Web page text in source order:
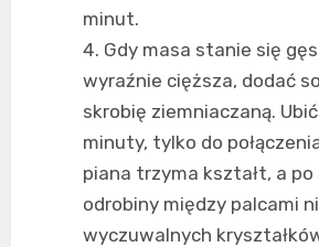
minut.
Gdy masa stanie się
wyraźnie cięższa, dodać
skrobię ziemniaczaną.
minuty, tylko do
piana trzyma kształt, a
odrobiny między palcami
wyczuwalnych